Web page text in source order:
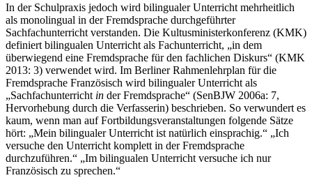
In der Schulpraxis jedoch wird bilingualer Unterricht mehrheitlich
als monolingual in der Fremdsprache durchgeführter
Sachfachunterricht verstanden. Die Kultusministerkonferenz (KMK)
definiert bilingualen Unterricht als Fachunterricht, „in dem
überwiegend eine Fremdsprache für den fachlichen Diskurs“ (KMK
2013: 3) verwendet wird. Im Berliner Rahmenlehrplan für die
Fremdsprache Französisch wird bilingualer Unterricht als
„Sachfachunterricht in der Fremdsprache“ (SenBJW 2006a: 7,
Hervorhebung durch die Verfasserin) beschrieben. So verwundert es
kaum, wenn man auf Fortbildungsveranstaltungen folgende Sätze
hört: „Mein bilingualer Unterricht ist natürlich einsprachig.“ „Ich
versuche den Unterricht komplett in der Fremdsprache
durchzuführen.“ „Im bilingualen Unterricht versuche ich nur
Französisch zu sprechen.“